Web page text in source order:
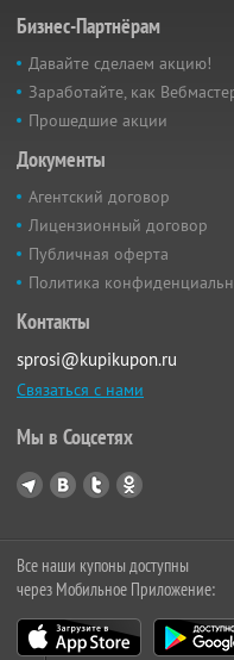
Бизнес-Партнёрам
Давайте сделаем акцию!
Заработайте, как
Прошедшие акции
Документы
Агентский договор
Лицензионный договор
Публичная оферта
Политика
Контакты
sprosi@kupikupon.ru
Связаться с нами
Мы в Соцсетях
Все наши купоны доступны
через Мобильное Приложение: